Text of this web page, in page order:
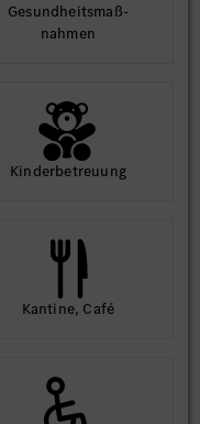
Gesund­heits­maß­
nahmen
Kinder­betreuung
Kantine, Café